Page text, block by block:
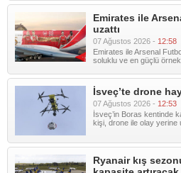
Emirates ile
uzattı
07 Ağustos 2026 - 12:58
Emirates ile Arsenal
soluklu ve en güçlü
İsveç’te drone
07 Ağustos 2026 - 12:53
İsveç’in Boras kentinde
kişi, drone ile olay yerine
Ryanair kış